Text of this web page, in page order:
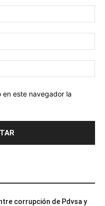
en este navegador la
corrupción de Pdvsa y